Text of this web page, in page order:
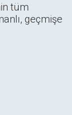
tüm
geçmişe